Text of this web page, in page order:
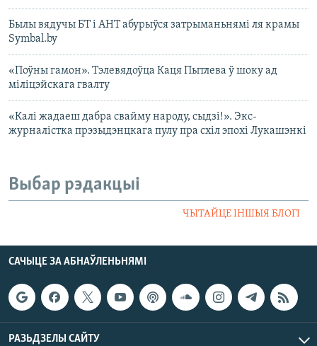
Былы вядучы БТ і АНТ абурыўся затрыманьнямі ля крамы
Symbal.by
«Поўны гамон». Тэлевядоўца Каця Пытлева ў шоку ад
міліцэйскага гвалту
«Калі жадаеш дабра свайму народу, сыдзі!». Экс-
журналістка прэзыдэнцкага пулу пра схіл эпохі Лукашэнкі
Выбар рэдакцыі
ЧЫТАЙЦЕ ІНШЫЯ БЛОГІ
САЧЫЦЕ ЗА АБНАЎЛЕНЬНЯМІ
РАЗЬДЗЕЛЫ САЙТУ